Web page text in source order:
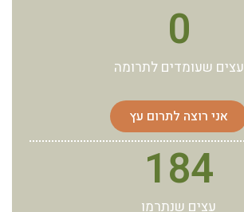
0
עצים שעומדים לתרומה
אני רוצה לתרום עץ
184
עצים שנתרמו